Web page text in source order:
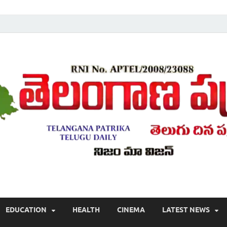
, తాజా వార్తలు , తెలుగు వార్తలు , బ్రేకింగ్ న్యూస్ తెలుగులో , తెలంగాణ లో తాజా
EDUCATION HEALTH CINEMA LATEST NEWS